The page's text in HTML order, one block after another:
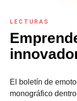
LECTURAS
El boletín de
monográfico